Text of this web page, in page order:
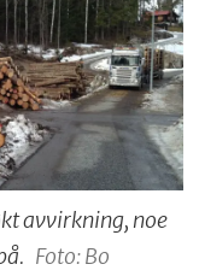
avvirkning, noe
Foto: Bo